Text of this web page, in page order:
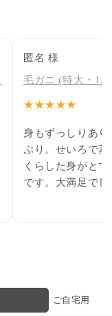
匿名 様
毛ガニ (特大・
★★★★★
身もずっしりあ
ぷり。せいろで
くらした身がと
です。大満足でし
ご自宅用